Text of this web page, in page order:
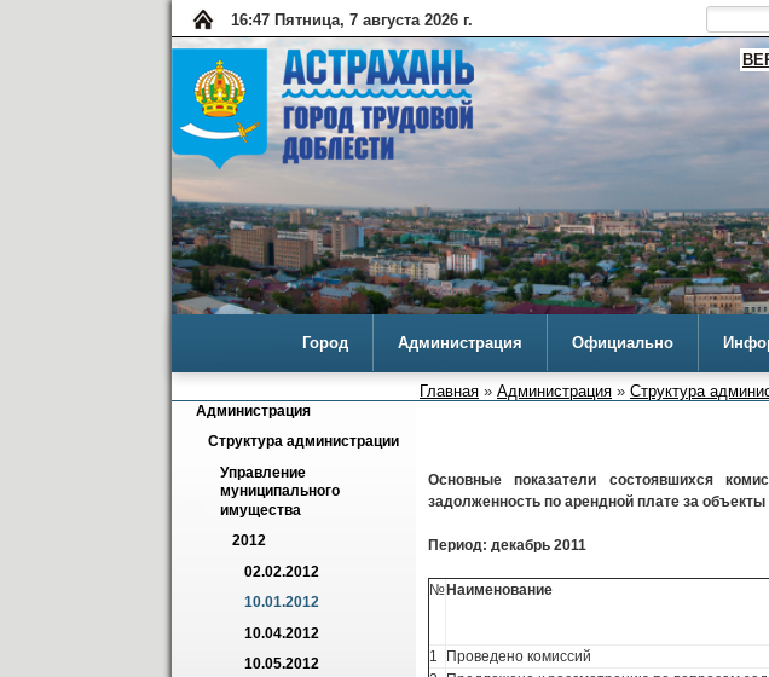
16:47 Пятница, 7 августа 2026 г.
Город Администрация Официально
Главная » Администрация » Структура
Администрация
Структура администрации
Управление
муниципального
имущества
2012
02.02.2012
10.01.2012
10.04.2012
10.05.2012
Основные показатели состоявшихся
задолженность по арендной плате за
Период: декабрь 2011
№ Наименование
1
Проведено комиссий